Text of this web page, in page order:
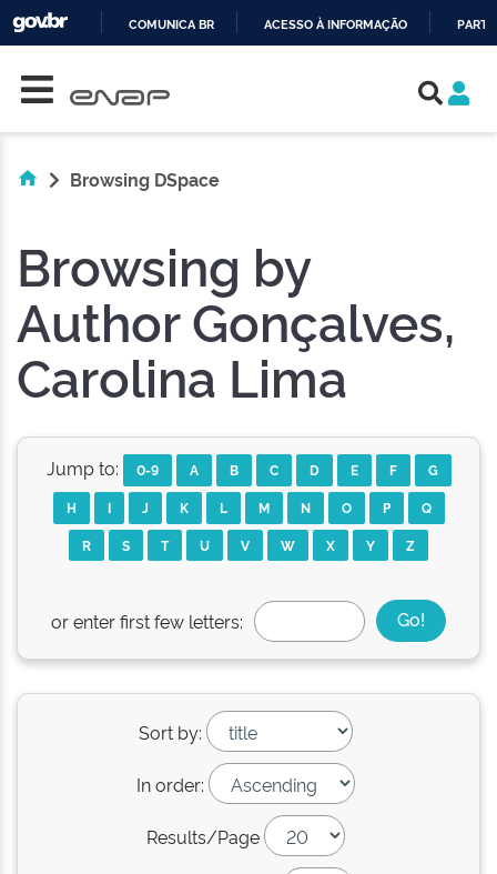
COMUNICA BR ACESSO À INFORMAÇÃO
Browsing DSpace
Browsing by
Author Gonçalves,
Carolina Lima
Jump to: 0-9 A B C D E F
G
H
I J K L M N O P
Q
R
S T U V W X Y Z
or enter first few letters:
Sort by:
In order:
Results/Page